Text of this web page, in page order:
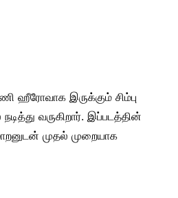
ஹீரோவாக இருக்கும் சிம்பு
வருகிறார். இப்படத்தின்
முதல் முறையாக